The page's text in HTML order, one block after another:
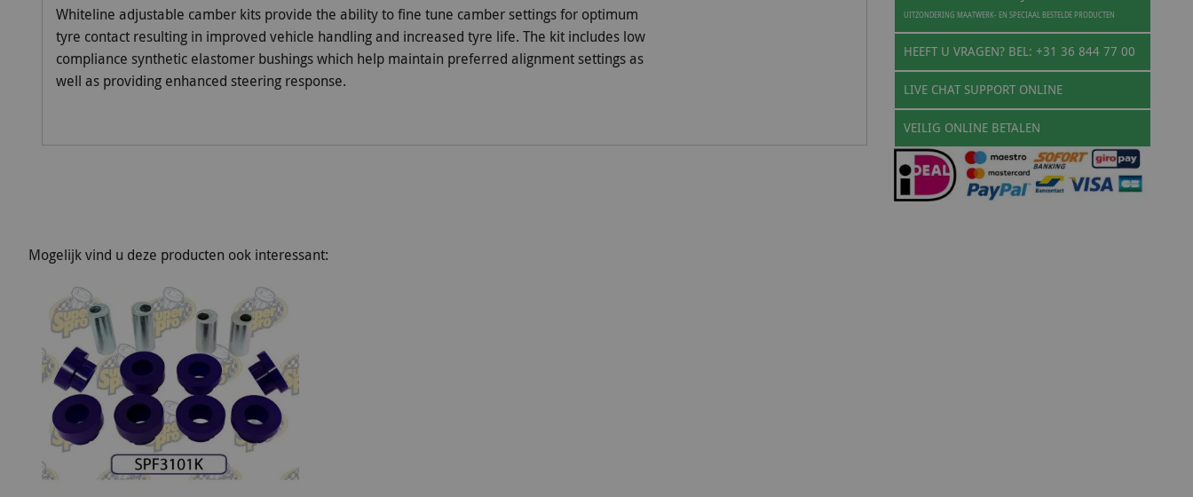
UITZONDERING MAATWERK- EN SPECIAAL BESTELDE PRODUCTEN
HEEFT U VRAGEN? BEL: +31 36 844 77 00
LIVE CHAT SUPPORT ONLINE
VEILIG ONLINE BETALEN
Whiteline adjustable camber kits provide the ability to fine tune camber settings for optimum
tyre contact resulting in improved vehicle handling and increased tyre life. The kit includes low
compliance synthetic elastomer bushings which help maintain preferred alignment settings as
well as providing enhanced steering response.
Mogelijk vind u deze producten ook interessant: